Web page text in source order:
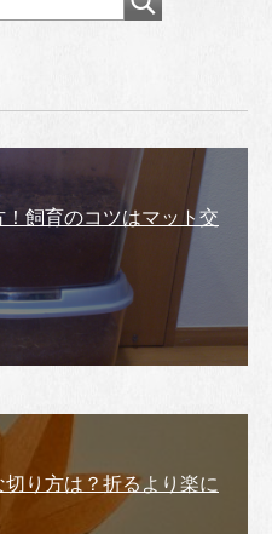
飼育のコツはマット交
り方は？折るより楽に